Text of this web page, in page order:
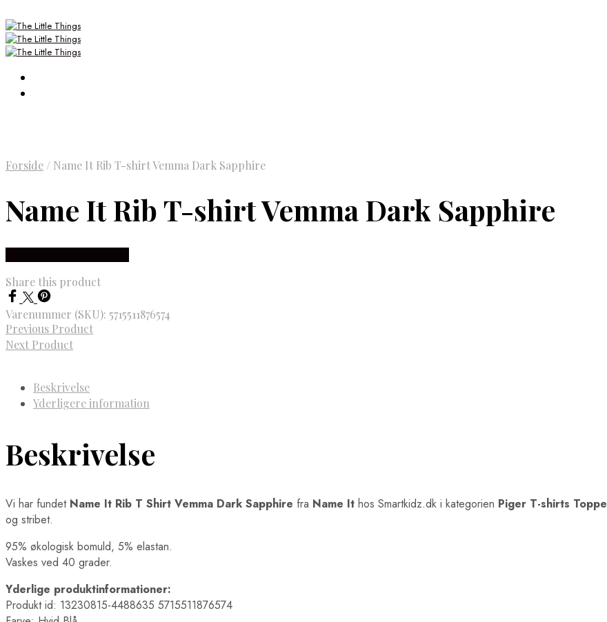
Forside / Name It Rib T-shirt Vemma Dark Sapphire
Name It Rib T-shirt Vemma Dark Sapphire
Share this product
Varenummer (SKU): 5715511876574
Previous Product
Next Product
Beskrivelse
Yderligere information
Beskrivelse
Vi har fundet Name It Rib T Shirt Vemma Dark Sapphire fra Name It hos Smartkidz.dk i kategorien Piger T-shirts Toppe
og stribet.
95% økologisk bomuld, 5% elastan.
Vaskes ved 40 grader.
Yderlige produktinformationer:
Produkt id: 13230815-4488635 5715511876574